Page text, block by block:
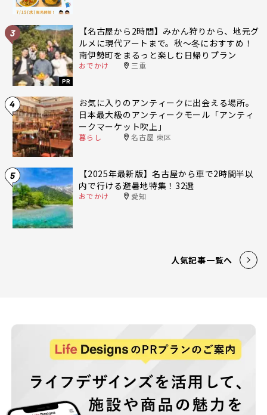
3
PR
【名古屋から2時間】みかん狩りから、地元グ
ルメに現代アートまで。秋〜冬におすすめ！
南伊勢町をまるっと楽しむ日帰りプラン
おでかけ 三重
4
お気に入りのアンティークに出会える場所。
日本最大級のアンティークモール「アンティ
ークマーケット吹上」
暮らし 名古屋 東区
5
【2025年最新版】名古屋から車で2時間半以
内で行ける避暑地特集！32選
おでかけ 愛知
人気記事一覧へ